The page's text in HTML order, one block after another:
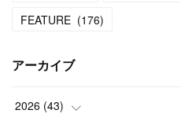
FEATURE (176)
アーカイブ
2026 (43)